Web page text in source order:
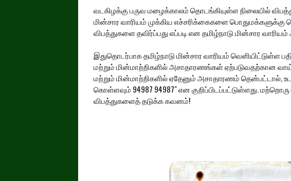
வடகிழக்கு பருவ மழைக்காலம் தொடங்கியுள்ள நிலையில்
மின்சார வாரியம் முக்கிய எச்சரிக்கைகளை பொதுமக்களுக்கு
விபத்துகளை தவிர்ப்பது எப்படி என தமிழ்நாடு மின்சார
இதுதொடர்பாக தமிழ்நாடு மின்சார வாரியம் வெளியிட்டுள்ள
மற்றும் மின்மாற்றிகளில் அசாதாரணங்கள் ஏற்படுவதற்கான
மற்றும் மின்மாற்றிகளில் ஏதேனும் அசாதாரணம் தென்பட்டால்,
கொள்ளவும் 94987 94987" என குறிப்பிடப்பட்டுள்ளது.
விபத்துகளைத் தடுக்க கவனம்!